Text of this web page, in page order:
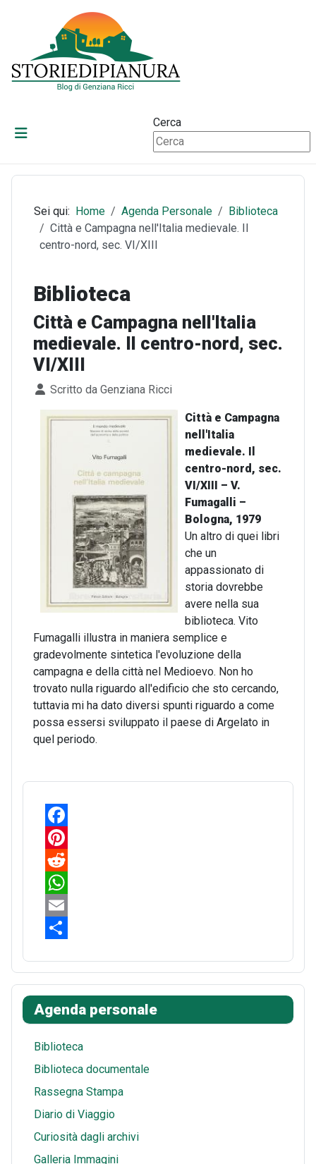
Cerca
Sei qui: Home Agenda Personale
Biblioteca
Città e Campagna nell'Italia medievale. Il
centro-nord, sec. VI/XIII
Biblioteca
Città e Campagna nell'Italia
medievale. Il centro-nord, sec.
VI/XIII
Dettagli
Scritto da Genziana Ricci
Città e Campagna
nell'Italia
medievale. Il
centro-nord, sec.
VI/XIII – V.
Fumagalli –
Bologna, 1979
Un altro di quei libri
che un
appassionato di
storia dovrebbe
avere nella sua
biblioteca. Vito
Fumagalli illustra in maniera semplice e
gradevolmente sintetica l'evoluzione della
campagna e della città nel Medioevo. Non ho
trovato nulla riguardo all'edificio che sto cercando,
tuttavia mi ha dato diversi spunti riguardo a come
possa essersi sviluppato il paese di Argelato in
quel periodo.
F
a
c
e
b
o
k
P
n
r
e
s
t
R
e
d
i
t
W
h
t
s
A
p
p
E
a
i
l
h
a
r
e
Agenda personale
Biblioteca
Biblioteca documentale
Rassegna Stampa
Diario di Viaggio
Curiosità dagli archivi
Galleria Immagini